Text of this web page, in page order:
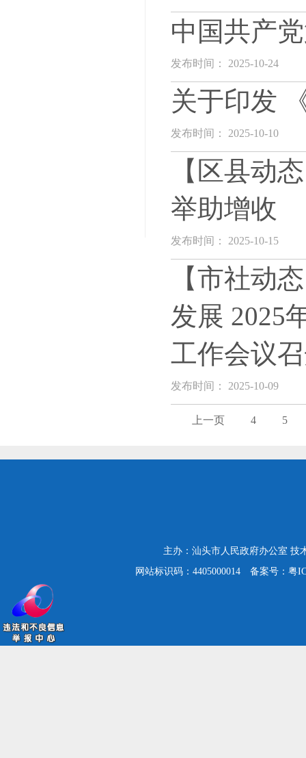
中国共产
发布时间： 2025-10-24
关于印发
发布时间： 2025-10-10
【区县动
举助增收
发布时间： 2025-10-15
【市社动
发展 2025
工作会议
发布时间： 2025-10-09
上一页 4 5
主办：汕头市人民政府办公室 技
网站标识码：4405000014
备案号：粤